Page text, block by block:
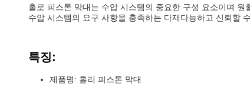
홀로 피스톤 막대는 수압 시스템의 중요한 구성 요소이며
수압 시스템의 요구 사항을 충족하는 다재다능하고 신뢰할
특징:
제품명: 홀리 피스톤 막대